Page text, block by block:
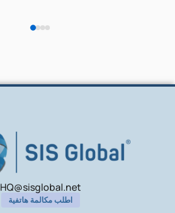
HQ@sisglobal.net
اطلب مكالمة هاتفية